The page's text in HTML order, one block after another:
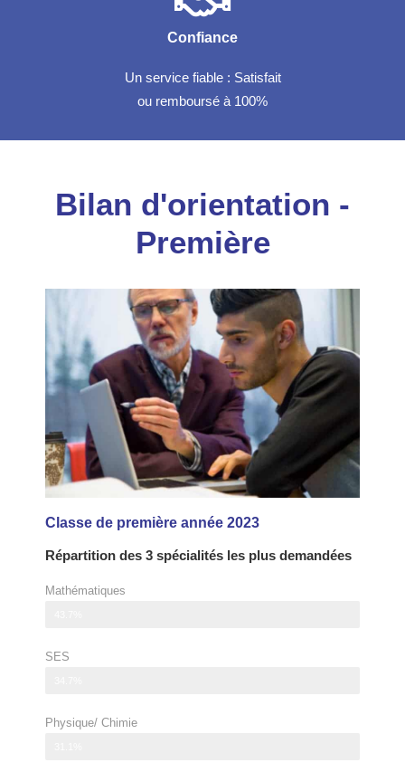
Confiance
Un service fiable : Satisfait
ou remboursé à 100%
Bilan d'orientation -
Première
Classe de première année 2023
Répartition des 3 spécialités les plus demandées
Mathématiques
SES
Physique/ Chimie